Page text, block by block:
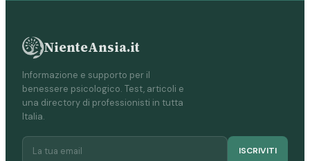
NienteAnsia.it
Informazione e supporto per il
benessere psicologico. Test, articoli e
una directory di professionisti in tutta
Italia.
ISCRIVITI